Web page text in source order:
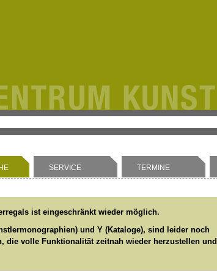
SERVICE TERMINE
ist eingeschränkt wieder möglich.
und Y (Kataloge), sind leider noch
die volle Funktionalität zeitnah wieder herzustellen und